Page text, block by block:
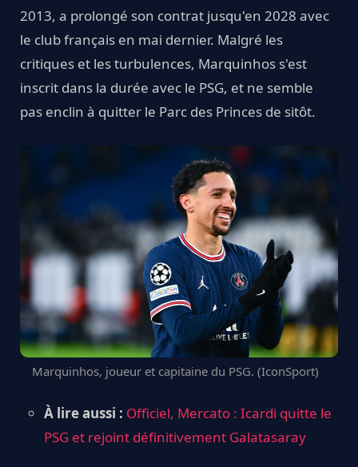
2013, a prolongé son contrat jusqu'en 2028 avec
le club français en mai dernier. Malgré les
critiques et les turbulences, Marquinhos s'est
inscrit dans la durée avec le PSG, et ne semble
pas enclin à quitter le Parc des Princes de sitôt.
Marquinhos, joueur et capitaine du PSG. (IconSport)
À lire aussi : Officiel, Mercato : Icardi quitte le
PSG et rejoint définitivement Galatasaray